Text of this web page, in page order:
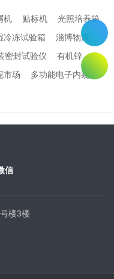
机 贴标机
光照培养箱
冷冻试验箱
淄博物流
密封试验仪
有机锌
市场
多功能电子内窥镜
信
号楼3楼